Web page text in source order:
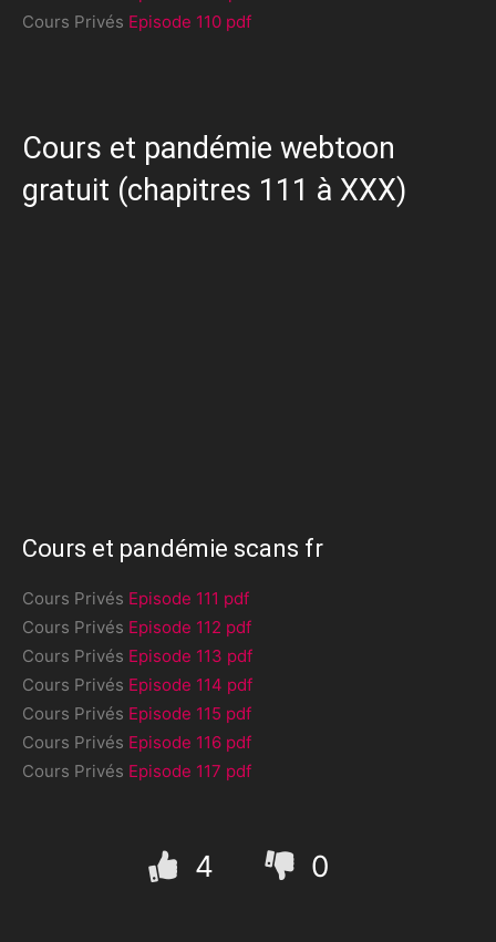
Cours Privés Episode 110 pdf
Cours et pandémie webtoon
gratuit (chapitres 111 à XXX)
Cours et pandémie scans fr
Cours Privés Episode 111 pdf
Cours Privés Episode 112 pdf
Cours Privés Episode 113 pdf
Cours Privés Episode 114 pdf
Cours Privés Episode 115 pdf
Cours Privés Episode 116 pdf
Cours Privés Episode 117 pdf
4 0